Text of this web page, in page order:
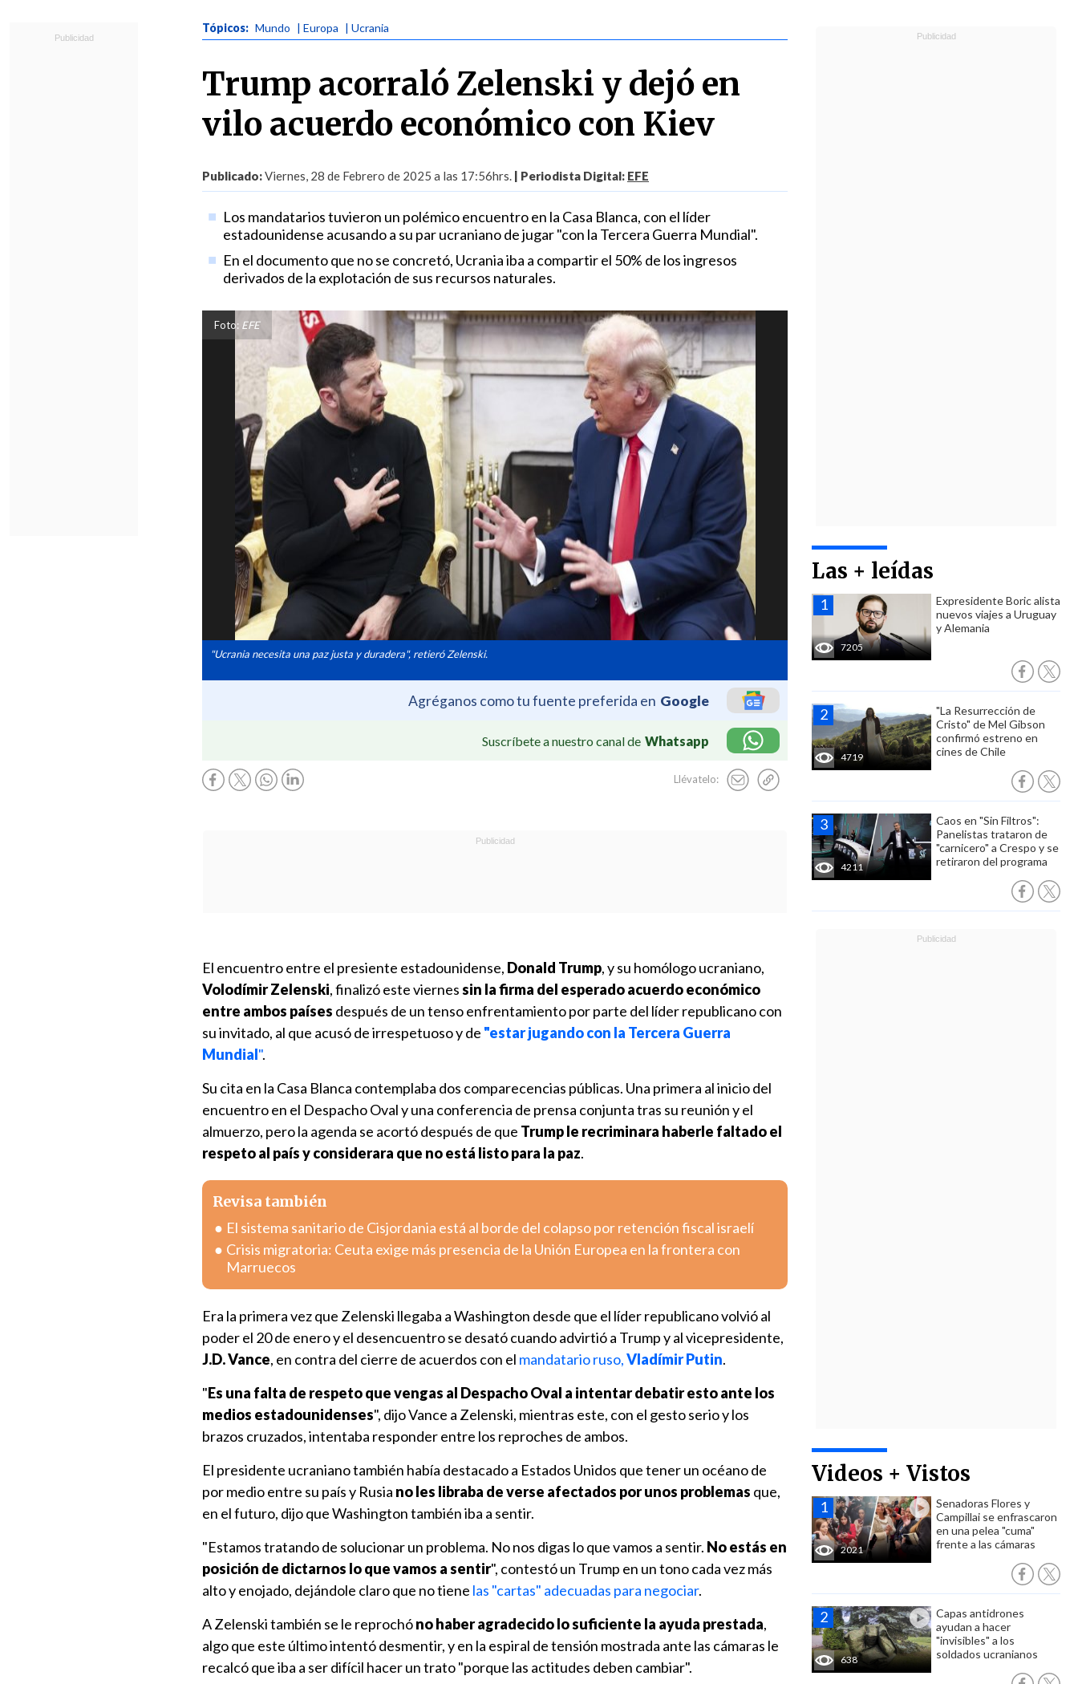
Tópicos: Mundo | Europa | Ucrania
Trump acorraló Zelenski y dejó en
vilo acuerdo económico con Kiev
Publicado:Viernes, 28 de Febrero de 2025 a las 17:56hrs. | Periodista Digital: EFE
Los mandatarios tuvieron un polémico encuentro en la Casa Blanca, con el líder
estadounidense acusando a su par ucraniano de jugar "con la Tercera Guerra Mundial".
En el documento que no se concretó, Ucrania iba a compartir el 50% de los ingresos
derivados de la explotación de sus recursos naturales.
Foto: EFE
"Ucrania necesita una paz justa y duradera", retieró Zelenski.
Agréganos como tu fuente preferida en Google
Suscríbete a nuestro canal de Whatsapp
Llévatelo:
Las + leídas
7205
Expresidente Boric alista
nuevos viajes a Uruguay
y Alemania
4719
"La Resurrección de
Cristo" de Mel Gibson
confirmó estreno en
cines de Chile
4211
Caos en "Sin Filtros":
Panelistas trataron de
"carnicero" a Crespo y se
retiraron del programa
Videos + Vistos
2021
Senadoras Flores y
Campillai se enfrascaron
en una pelea "cuma"
frente a las cámaras
638
Capas antidrones
ayudan a hacer
"invisibles" a los
soldados ucranianos
El encuentro entre el presiente estadounidense, Donald Trump, y su homólogo ucraniano,
Volodímir Zelenski, finalizó este viernessin la firma del esperado acuerdo económico
entre ambos países después de un tenso enfrentamiento por parte del líder republicano con
su invitado, al que acusó de irrespetuoso y de "estar jugando con la Tercera Guerra
Mundial".
Su cita en la Casa Blanca contemplaba dos comparecencias públicas. Una primera al inicio del
encuentro en el Despacho Oval y una conferencia de prensa conjunta tras su reunión y el
almuerzo, pero la agenda se acortó después de que Trump le recriminara haberle faltado el
respeto al país y considerara que no está listo para la paz.
Revisa también
El sistema sanitario de Cisjordania está al borde del colapso por retención fiscal israelí
Crisis migratoria: Ceuta exige más presencia de la Unión Europea en la frontera con
Marruecos
Era la primera vez que Zelenski llegaba a Washington desde que el líder republicano volvió al
poder el 20 de enero y el desencuentro se desató cuando advirtió a Trump y al vicepresidente,
J.D. Vance, en contra del cierre de acuerdos con el mandatario ruso,Vladímir Putin.
"Es una falta de respeto que vengas al Despacho Oval a intentar debatir esto ante los
medios estadounidenses", dijo Vance a Zelenski, mientras este, con el gesto serio y los
brazos cruzados, intentaba responder entre los reproches de ambos.
El presidente ucraniano también había destacado a Estados Unidos que tener un océano de
por medio entre su país y Rusia no les libraba de verse afectados por unos problemas que,
en el futuro, dijo que Washington también iba a sentir.
"Estamos tratando de solucionar un problema. No nos digas lo que vamos a sentir. No estás en
posición de dictarnos lo que vamos a sentir", contestó un Trump en un tono cada vez más
alto y enojado, dejándole claro que no tiene las "cartas" adecuadas para negociar.
A Zelenski también se le reprochóno haber agradecido lo suficiente la ayuda prestada,
algo que este último intentó desmentir, y en la espiral de tensión mostrada ante las cámaras le
recalcó que iba a ser difícil hacer un trato "porque las actitudes deben cambiar".